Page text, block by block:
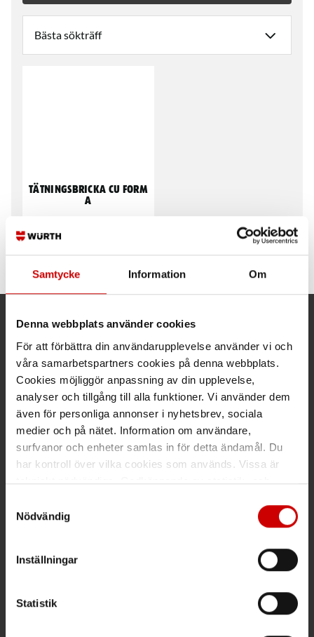
Samtycke Information Om
Denna webbplats använder cookies
För att förbättra din användarupplevelse använder vi och
våra samarbetspartners cookies på denna webbplats.
Cookies möjliggör anpassning av din upplevelse,
analyser och tillgång till alla funktioner. Vi använder dem
även för personliga annonser i nyhetsbrev, sociala
medier och på nätet. Information om användare,
surfvanor och enheter samlas in för detta ändamål. Du
har kontroll över vilka cookies som används. Vissa är
tekniskt nödvändiga. Godkännande av statistik- och
länder utanför EU med olika dataskyddsnormer. Genom
att godkänna samtycker du till sådana överföringar. Läs
Nödvändig
Inställningar
Statistik
Tätningsbricka CU Form
A
Kund- och orderfrågor
Ring kundsupport 019 - 35 10 30
Maila kundsupport@wuerth.se
Växel
Håll dig uppdaterad med nyhetsbrev och få 200kr* rabatt på